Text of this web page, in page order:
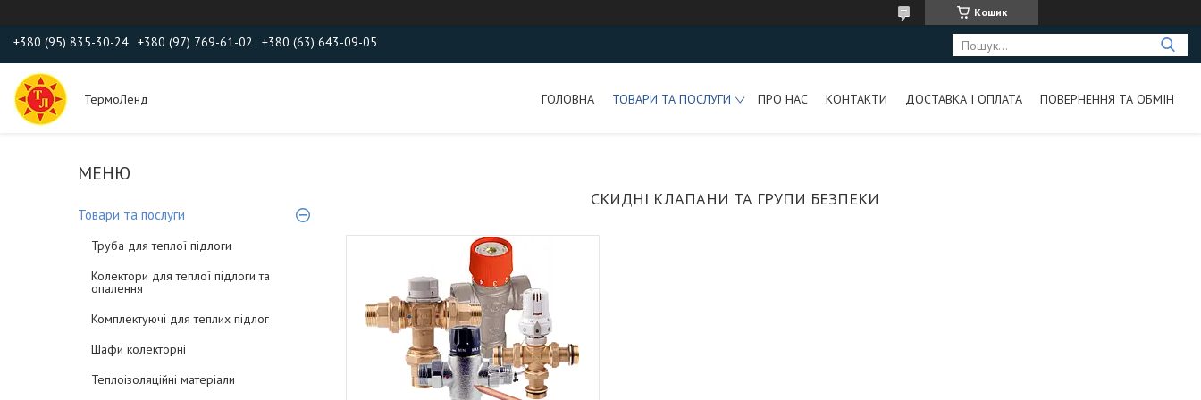
Кошик
+380 (95) 835-30-24 +380 (97) 769-61-02 +380 (63) 643-09-05
ТермоЛенд ГОЛОВНА ТОВАРИ ТА ПОСЛУГИ ПРО НАС КОНТАКТИ ДОСТАВКА І ОПЛАТА ПОВЕРНЕННЯ ТА ОБМІН
Товари та послуги
Труба для теплої підлоги
Колектори для теплої підлоги та
опалення
Комплектуючі для теплих підлог
Шафи колекторні
Теплоізоляційні матеріали
СКИДНІ КЛАПАНИ ТА ГРУПИ БЕЗПЕКИ